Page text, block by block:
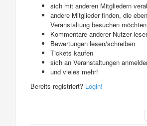
sich mit anderen Mitgliedern
andere Mitglieder finden, die
Veranstaltung besuchen möchten
Kommentare anderer Nutzer
Bewertungen lesen/schreiben
Tickets kaufen
sich an Veranstaltungen
und vieles mehr!
Bereits registriert? Login!